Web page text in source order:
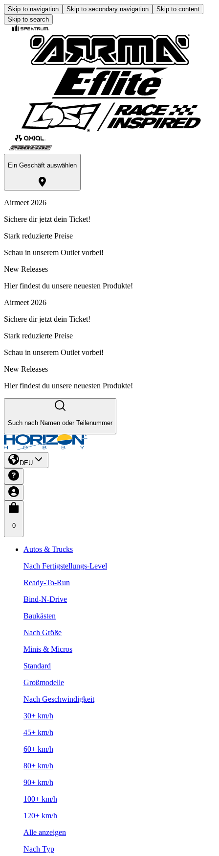
Skip to navigation Skip to secondary navigation
Skip to content
Skip to search
Ein Geschäft auswählen
Airmeet 2026
Sichere dir jetzt dein Ticket!
Stark reduzierte Preise
Schau in unserem Outlet vorbei!
New Releases
Hier findest du unsere neuesten Produkte!
Airmeet 2026
Sichere dir jetzt dein Ticket!
Stark reduzierte Preise
Schau in unserem Outlet vorbei!
New Releases
Hier findest du unsere neuesten Produkte!
Such nach Namen oder Teilenummer
DEU
0
Autos & Trucks
Nach Fertigstellungs-Level
Ready-To-Run
Bind-N-Drive
Baukästen
Nach Größe
Minis & Micros
Standard
Großmodelle
Nach Geschwindigkeit
30+ km/h
45+ km/h
60+ km/h
80+ km/h
90+ km/h
100+ km/h
120+ km/h
Alle anzeigen
Nach Typ